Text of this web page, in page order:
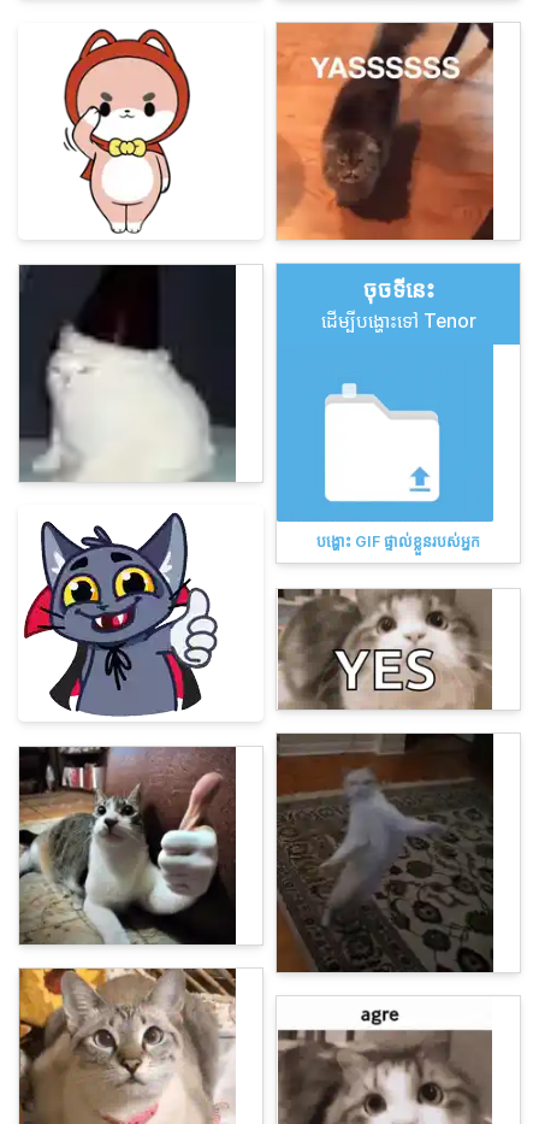
ចុច​ទីនេះ
ដើម្បីបង្ហោះទៅ Tenor
បង្ហោះ GIF ផ្ទាល់ខ្លួនរបស់អ្នក